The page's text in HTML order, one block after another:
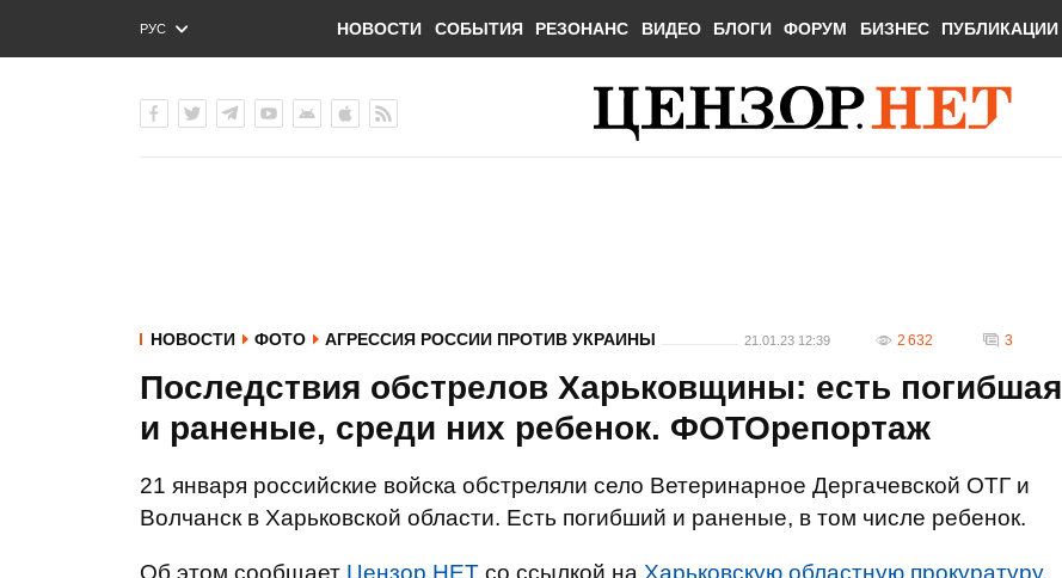
РУС
ENG
НОВОСТИ СОБЫТИЯ РЕЗОНАНС ВИДЕО БЛОГИ ФОРУМ БИЗНЕС ПУБЛИКАЦИИ
НОВОСТИ ФОТО АГРЕССИЯ РОССИИ ПРОТИВ УКРАИНЫ 21.01.23 12:39 2 632 3
Последствия обстрелов Харьковщины: есть погибшая
и раненые, среди них ребенок. ФОТОрепортаж
21 января российские войска обстреляли село Ветеринарное Дергачевской ОТГ и
Волчанск в Харьковской области. Есть погибший и раненые, в том числе ребенок.
Об этом сообщает Цензор.НЕТ со ссылкой на Харьковскую областную прокуратуру.